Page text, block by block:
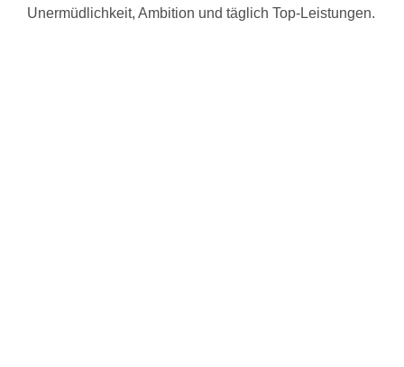
Unermüdlichkeit, Ambition und täglich Top-Leistungen.